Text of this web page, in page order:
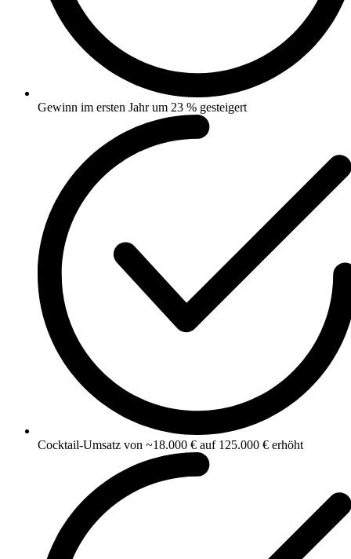
Gewinn im ersten Jahr um 23 % gesteigert
Cocktail-Umsatz von ~18.000 € auf 125.000 € erhöht